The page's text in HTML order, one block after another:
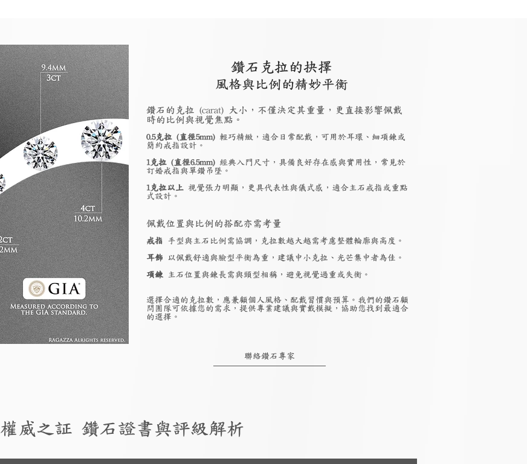
鑽石克拉的抉擇
風格與比例的精妙平衡
鑽石的克拉 (carat) 大小，不僅決定其重量，更直接影響佩戴
時的比例與視覺焦點。
0.5克拉 (直徑5mm) 輕巧精緻，適合日常配戴，可用於耳環、細項鍊或
簡約戒指設計。
1克拉 (直徑6.5mm) 經典入門尺寸，具備良好存在感與實用性，常見於
訂婚戒指與單鑽吊墜。
1克拉以上 視覺張力明顯，更具代表性與儀式感，適合主石戒指或重點
式設計。
佩戴位置與比例的搭配亦需考量
戒指 手型與主石比例需協調，克拉數越大越需考慮整體輪廓與高度。
耳飾 以佩戴舒適與臉型平衡為重，建議中小克拉、光芒集中者為佳。
項鍊 主石位置與鍊長需與頸型相稱，避免視覺過重或失衡。
選擇合適的克拉數，應兼顧個人風格、配戴習慣與預算。我們的鑽石顧
問團隊可依據您的需求，提供專業建議與實戴模擬，協助您找到最適合
的選擇。
聯絡鑽石專家
權威之証 鑽石證書與評級解析